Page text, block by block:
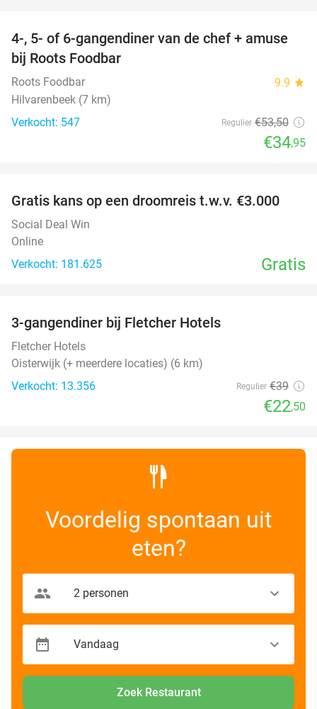
35%
4-, 5- of 6-gangendiner van de chef + amuse
bij Roots Foodbar
Roots Foodbar 9.9 star
Hilvarenbeek (7 km)
Verkocht: 547
Regulier €53,50
€34,95
Gratis kans op een droomreis t.w.v. €3.000
Social Deal Win
Online
Verkocht: 181.625
Gratis
3-gangendiner bij Fletcher Hotels
Fletcher Hotels
Oisterwijk (+ meerdere locaties) (6 km)
Verkocht: 13.356
Regulier €39
€22,50
Voordelig spontaan uit
eten?
Zoek Restaurant